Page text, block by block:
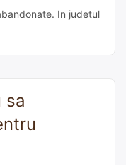
In judetul
sa